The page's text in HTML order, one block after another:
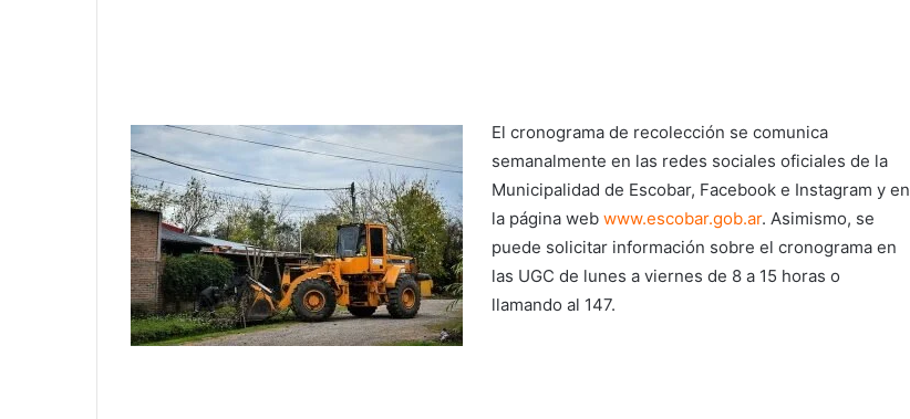
El cronograma de recolección se comunica
semanalmente en las redes sociales oficiales de la
Municipalidad de Escobar, Facebook e Instagram y en
la página web www.escobar.gob.ar. Asimismo, se
puede solicitar información sobre el cronograma en
las UGC de lunes a viernes de 8 a 15 horas o
llamando al 147.